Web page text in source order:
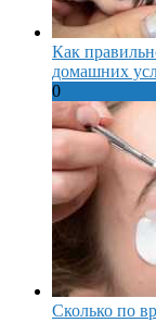
Как
домашних
0
Сколько по